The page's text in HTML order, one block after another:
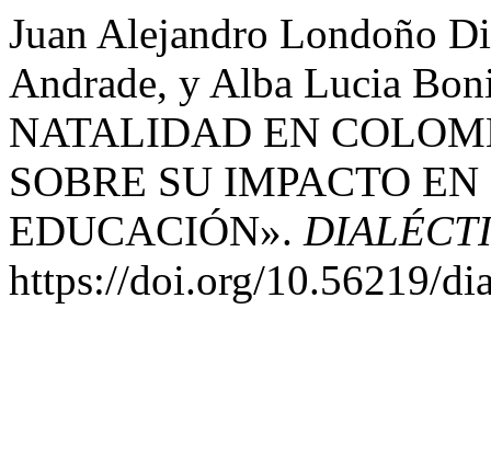
Juan Alejandro Londoño
Andrade, y Alba Lucia
NATALIDAD EN
SOBRE SU IMPACTO
EDUCACIÓN».
https://doi.org/10.56219/